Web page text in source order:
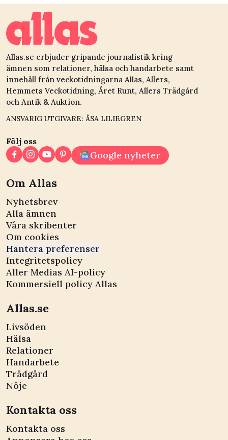
Allas.se erbjuder gripande journalistik kring
ämnen som relationer, hälsa och handarbete samt
innehåll från veckotidningarna Allas, Allers,
Hemmets Veckotidning, Året Runt, Allers Trädgård
och Antik & Auktion.
ANSVARIG UTGIVARE: ÅSA LILIEGREN
Följ oss
Google nyheter
Om Allas
Nyhetsbrev
Alla ämnen
Våra skribenter
Om cookies
Hantera preferenser
Integritetspolicy
Aller Medias AI-policy
Kommersiell policy Allas
Allas.se
Livsöden
Hälsa
Relationer
Handarbete
Trädgård
Nöje
Kontakta oss
Kontakta oss